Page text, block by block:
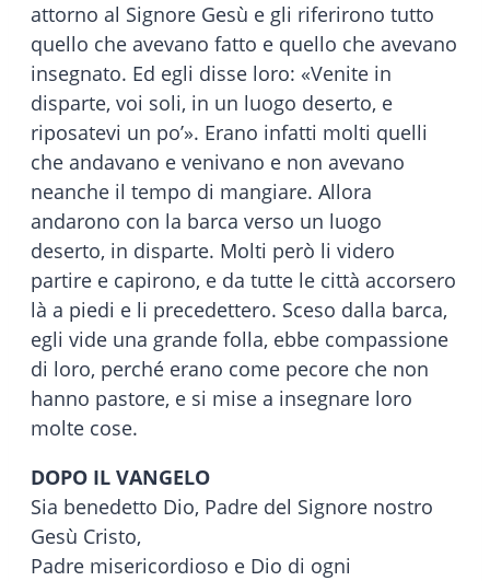
attorno al Signore Gesù e gli riferirono tutto
quello che avevano fatto e quello che avevano
insegnato. Ed egli disse loro: «Venite in
disparte, voi soli, in un luogo deserto, e
riposatevi un po’». Erano infatti molti quelli
che andavano e venivano e non avevano
neanche il tempo di mangiare. Allora
andarono con la barca verso un luogo
deserto, in disparte. Molti però li videro
partire e capirono, e da tutte le città accorsero
là a piedi e li precedettero. Sceso dalla barca,
egli vide una grande folla, ebbe compassione
di loro, perché erano come pecore che non
hanno pastore, e si mise a insegnare loro
molte cose.
DOPO IL VANGELO
Sia benedetto Dio, Padre del Signore nostro
Gesù Cristo,
Padre misericordioso e Dio di ogni